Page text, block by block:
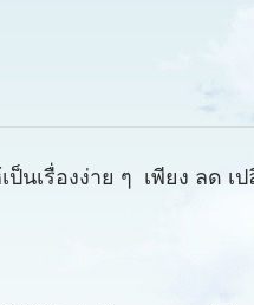
เรื่องง่าย ๆ เพียง ลด เ